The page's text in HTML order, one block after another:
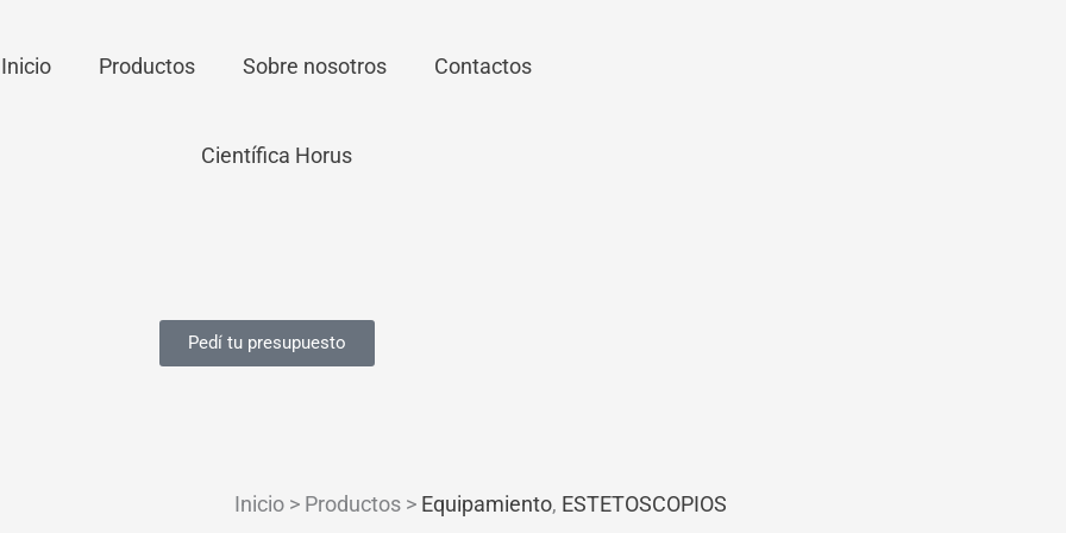
Inicio Productos Sobre nosotros Contactos
Pedí tu presupuesto
Inicio > Productos > Equipamiento, ESTETOSCOPIOS